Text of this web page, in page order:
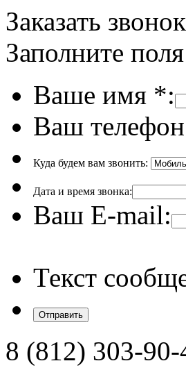
Заказать звонок
Заполните
Ваше имя *:
Ваш телефон
Куда будем вам звонить:
Дата и время звонка:
Ваш E-mail:
Текст
8 (812) 303-90-